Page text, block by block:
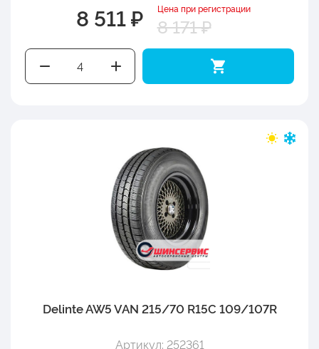
8 511 ₽ Цена при регистрации
8 171 ₽
Delinte AW5 VAN 215/70 R15C 109/107R
Артикул: 252361